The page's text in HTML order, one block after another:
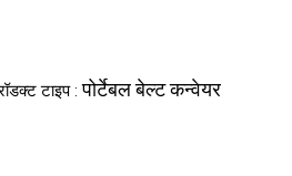
टाइप :पोर्टेबल बेल्ट कन्वेयर